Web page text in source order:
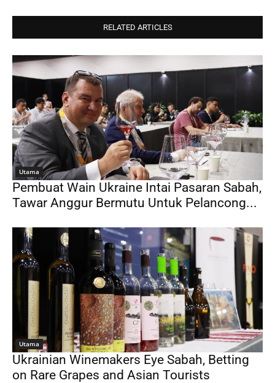
RELATED ARTICLES
Utama
Pembuat Wain Ukraine Intai Pasaran Sabah,
Tawar Anggur Bermutu Untuk Pelancong...
Utama
Ukrainian Winemakers Eye Sabah, Betting
on Rare Grapes and Asian Tourists